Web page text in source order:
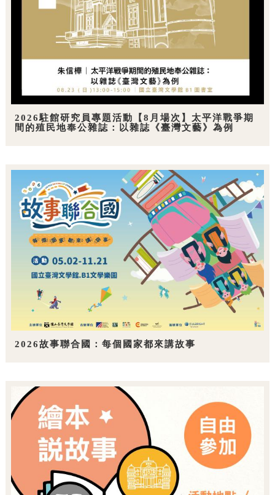
2026駐館研究員專題活動【8月場次】太平洋戰爭期
間的殖民地奉公雜誌：以雜誌《臺灣文藝》為例
2026故事聯合國：每個國家都來講故事